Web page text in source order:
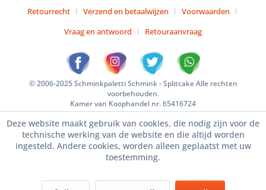
Retourrecht
Verzend en betaalwijzen
Voorwaarden
Vraag en antwoord
Retouraanvraag
© 2006-2025 Schminkpaletti Schmink - Splitcake Alle rechten
voorbehouden.
Kamer van Koophandel nr. 65416724
Deze website maakt gebruik van cookies, die nodig zijn voor de
technische werking van de website en die altijd worden
ingesteld. Andere cookies, worden alleen geplaatst met uw
toestemming.